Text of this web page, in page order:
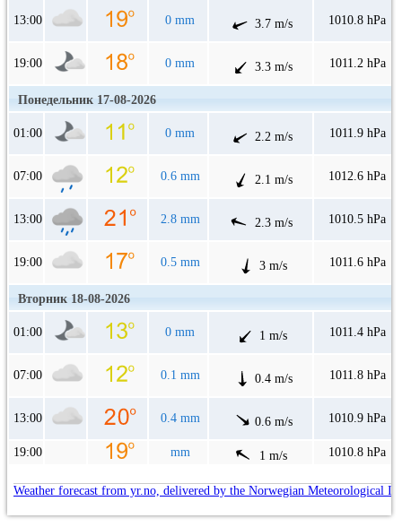
13:00 0 mm 3.7 m/s 1010.8 hPa
19:00 0 mm 3.3 m/s 1011.2 hPa
Понедельник 17-08-2026
01:00 0 mm 2.2 m/s 1011.9 hPa
07:00 0.6 mm 2.1 m/s 1012.6 hPa
13:00 2.8 mm 2.3 m/s 1010.5 hPa
19:00 0.5 mm 3 m/s 1011.6 hPa
Вторник 18-08-2026
01:00 0 mm 1 m/s 1011.4 hPa
07:00 0.1 mm 0.4 m/s 1011.8 hPa
13:00 0.4 mm 0.6 m/s 1010.9 hPa
19:00 mm 1 m/s 1010.8 hPa
Weather forecast from yr.no, delivered by the Norwegian Meteorological